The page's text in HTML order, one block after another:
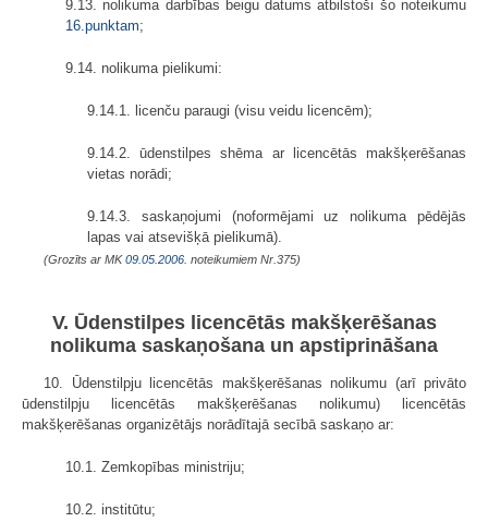
9.13. nolikuma darbības beigu datums atbilstoši šo noteikumu
16.punktam;
9.14. nolikuma pielikumi:
9.14.1. licenču paraugi (visu veidu licencēm);
9.14.2. ūdenstilpes shēma ar licencētās makšķerēšanas
vietas norādi;
9.14.3. saskaņojumi (noformējami uz nolikuma pēdējās
lapas vai atsevišķā pielikumā).
(Grozīts ar MK09.05.2006. noteikumiem Nr.375)
V. Ūdenstilpes licencētās makšķerēšanas
nolikuma saskaņošana un apstiprināšana
10. Ūdenstilpju licencētās makšķerēšanas nolikumu (arī privāto
ūdenstilpju licencētās makšķerēšanas nolikumu) licencētās
makšķerēšanas organizētājs norādītajā secībā saskaņo ar:
10.1. Zemkopības ministriju;
10.2. institūtu;